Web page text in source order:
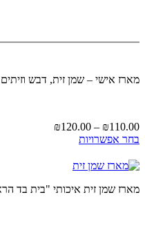
מארז אישי – שמן זית, דבש
₪110.00
–
₪120.00
בחר אפשרויות
יש
סוגים.
מארז שמן זית איכותי "בית בד